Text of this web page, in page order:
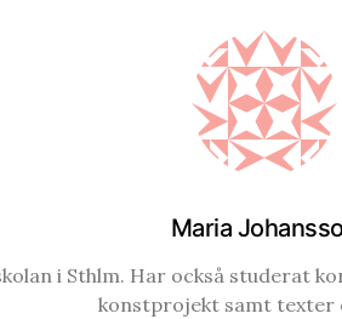
Maria
i Sthlm. Har också studerat
konstprojekt samt texter